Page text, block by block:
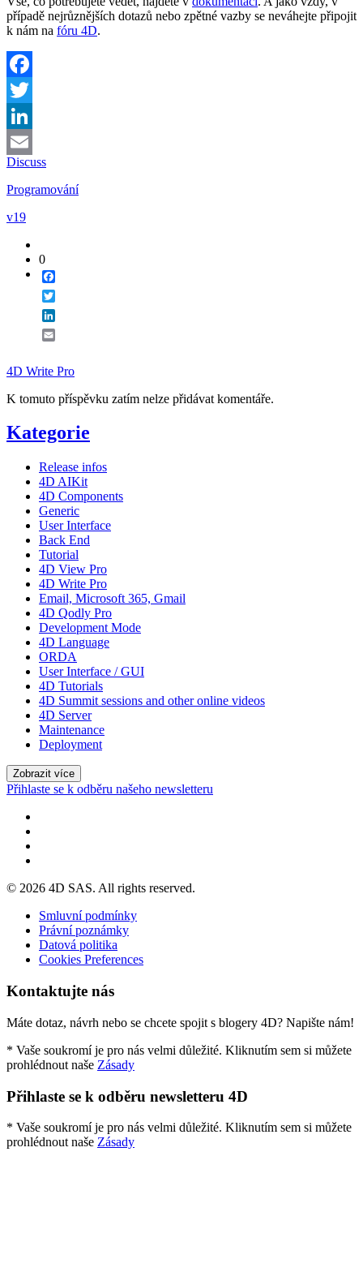
případě nejrůznějších dotazů nebo zpětné vazby se neváhejte připojit
k nám na fóru 4D.
Facebook
Twitter
LinkedIn
Email
Discuss
Programování
v19
0
4D Write Pro
K tomuto příspěvku zatím nelze přidávat komentáře.
Kategorie
Release infos
4D AIKit
4D Components
Generic
User Interface
Back End
Tutorial
4D View Pro
4D Write Pro
Email, Microsoft 365, Gmail
4D Qodly Pro
Development Mode
4D Language
ORDA
User Interface / GUI
4D Tutorials
4D Summit sessions and other online videos
4D Server
Maintenance
Deployment
Zobrazit více
Přihlaste se k odběru našeho newsletteru
© 2026 4D SAS. All rights reserved.
Smluvní podmínky
Právní poznámky
Datová politika
Cookies Preferences
Kontaktujte nás
Máte dotaz, návrh nebo se chcete spojit s blogery 4D? Napište nám!
* Vaše soukromí je pro nás velmi důležité. Kliknutím sem si můžete
prohlédnout naše Zásady
Přihlaste se k odběru newsletteru 4D
* Vaše soukromí je pro nás velmi důležité. Kliknutím sem si můžete
prohlédnout naše Zásady